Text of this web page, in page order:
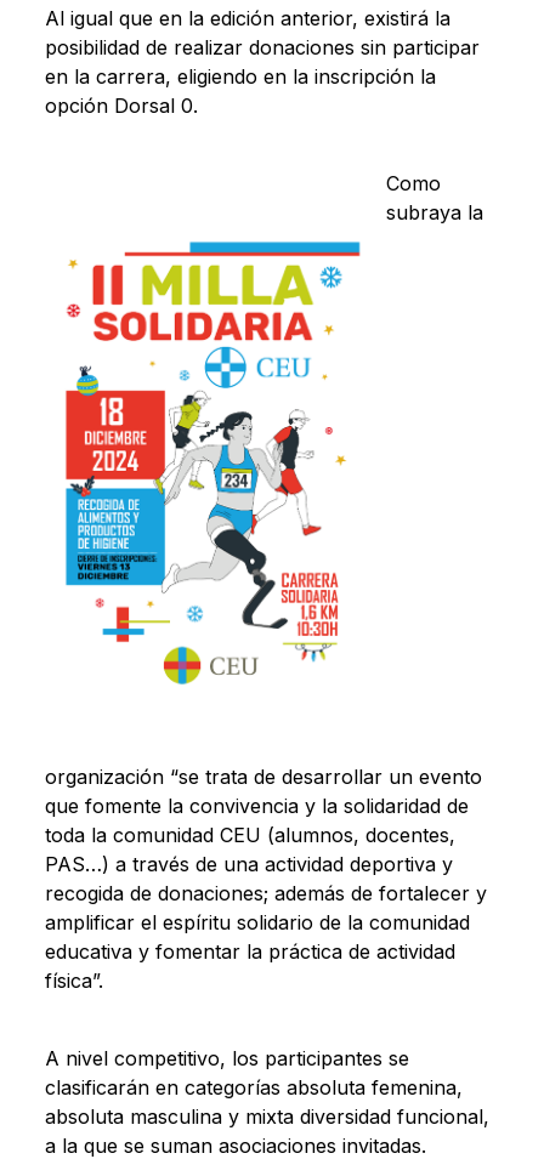
Al igual que en la edición anterior, existirá la
posibilidad de realizar donaciones sin participar
en la carrera, eligiendo en la inscripción la
opción Dorsal 0.
Como
subraya la
organización “se trata de desarrollar un evento
que fomente la convivencia y la solidaridad de
toda la comunidad CEU (alumnos, docentes,
PAS…) a través de una actividad deportiva y
recogida de donaciones; además de fortalecer y
amplificar el espíritu solidario de la comunidad
educativa y fomentar la práctica de actividad
física”.
A nivel competitivo, los participantes se
clasificarán en categorías absoluta femenina,
absoluta masculina y mixta diversidad funcional,
a la que se suman asociaciones invitadas.